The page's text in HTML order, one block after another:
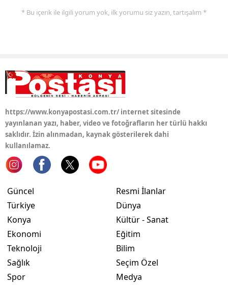
* Bu içerik ile ilgili yorum yok, ilk yorumu siz yazın, tartışalım *
https://www.konyapostasi.com.tr/ internet sitesinde
yayınlanan yazı, haber, video ve fotoğrafların her türlü hakkı
saklıdır. İzin alınmadan, kaynak gösterilerek dahi
kullanılamaz.
Güncel
Türkiye
Konya
Ekonomi
Teknoloji
Sağlık
Spor
Resmi İlanlar
Dünya
Kültür - Sanat
Eğitim
Bilim
Seçim Özel
Medya